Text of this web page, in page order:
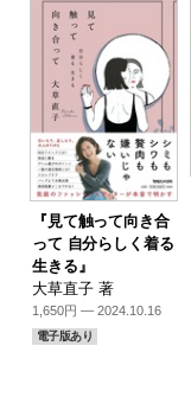
『見て触って向き合
って 自分らしく着る
生きる』
大草直子 著
1,650円 — 2024.10.16
電子版あり